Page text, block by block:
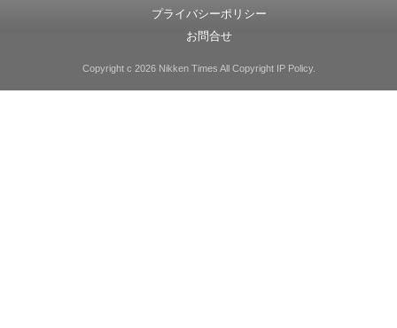
プライバシーポリシー
お問合せ
Copyright c 2026 Nikken Times All Copyright IP Policy.